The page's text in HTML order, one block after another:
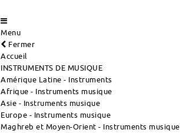
Menu
Fermer
Accueil
INSTRUMENTS DE MUSIQUE
Amérique Latine - Instruments
Afrique - Instruments musique
Asie - Instruments musique
Europe - Instruments musique
Maghreb et Moyen-Orient - Instruments musique